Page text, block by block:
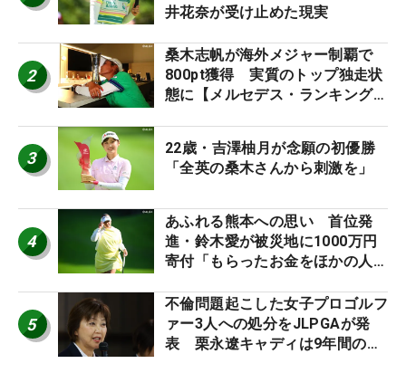
井花奈が受け止めた現実
2
桑木志帆が海外メジャー制覇で
800pt獲得 実質のトップ独走状
態に【メルセデス・ランキング番
3
22歳・吉澤柚月が念願の初優勝
「全英の桑木さんから刺激を」
4
あふれる熊本への思い 首位発
進・鈴木愛が被災地に1000万円
寄付「もらったお金をほかの人
5
不倫問題起こした女子プロゴルフ
ァー3人への処分をJLPGAが発
表 栗永遼キャディは9年間の立